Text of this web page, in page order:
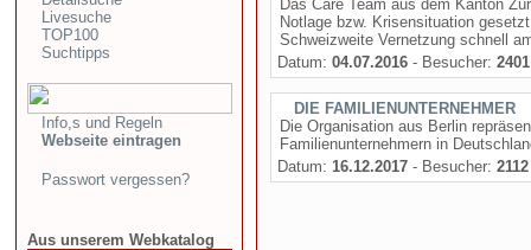
Livesuche
TOP100
Suchtipps
Info,s und Regeln
Webseite eintragen
Passwort vergessen?
Aus unserem Webkatalog
Das Care Team aus dem Kanton
Notlage bzw. Krisensituation
Schweizweite Vernetzung schnell
Datum: 04.07.2016 - Besucher: 2401
DIE FAMILIENUNTERNEHMER
Die Organisation aus Berlin
Familienunternehmern in
Datum: 16.12.2017 - Besucher: 2112